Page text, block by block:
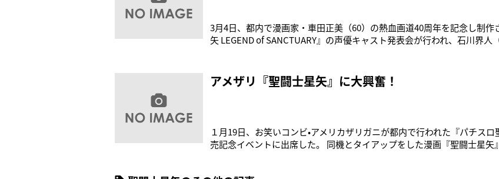
3月4日、都内で漫画家・車田正美（60）の熱血画道40周年を記念し制作
矢 LEGEND of SANCTUARY』の声優キャスト発表会が行われ、石川界人
士星矢』とは’85から’90に週刊『少年ジャンプ』にて連載された大ヒッ
アメザリ『聖闘士星矢』に大興奮！
１月19日、お笑いコンビ•アメリカザリガニが都内で行われた『パチス
売記念イベントに出席した。 同機とタイアップをした漫画『聖闘士星矢
人なんていないですよ！」と大興奮の様子。 この日、イベントにはア